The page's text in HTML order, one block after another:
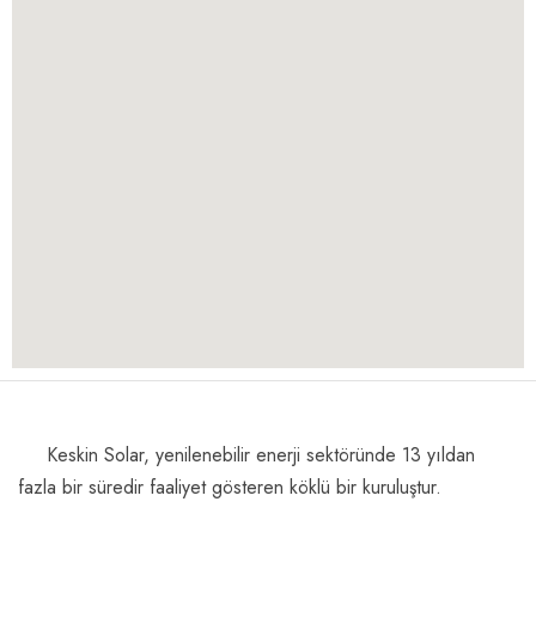
Keskin Solar, yenilenebilir enerji sektöründe 13 yıldan
fazla bir süredir faaliyet gösteren köklü bir kuruluştur.